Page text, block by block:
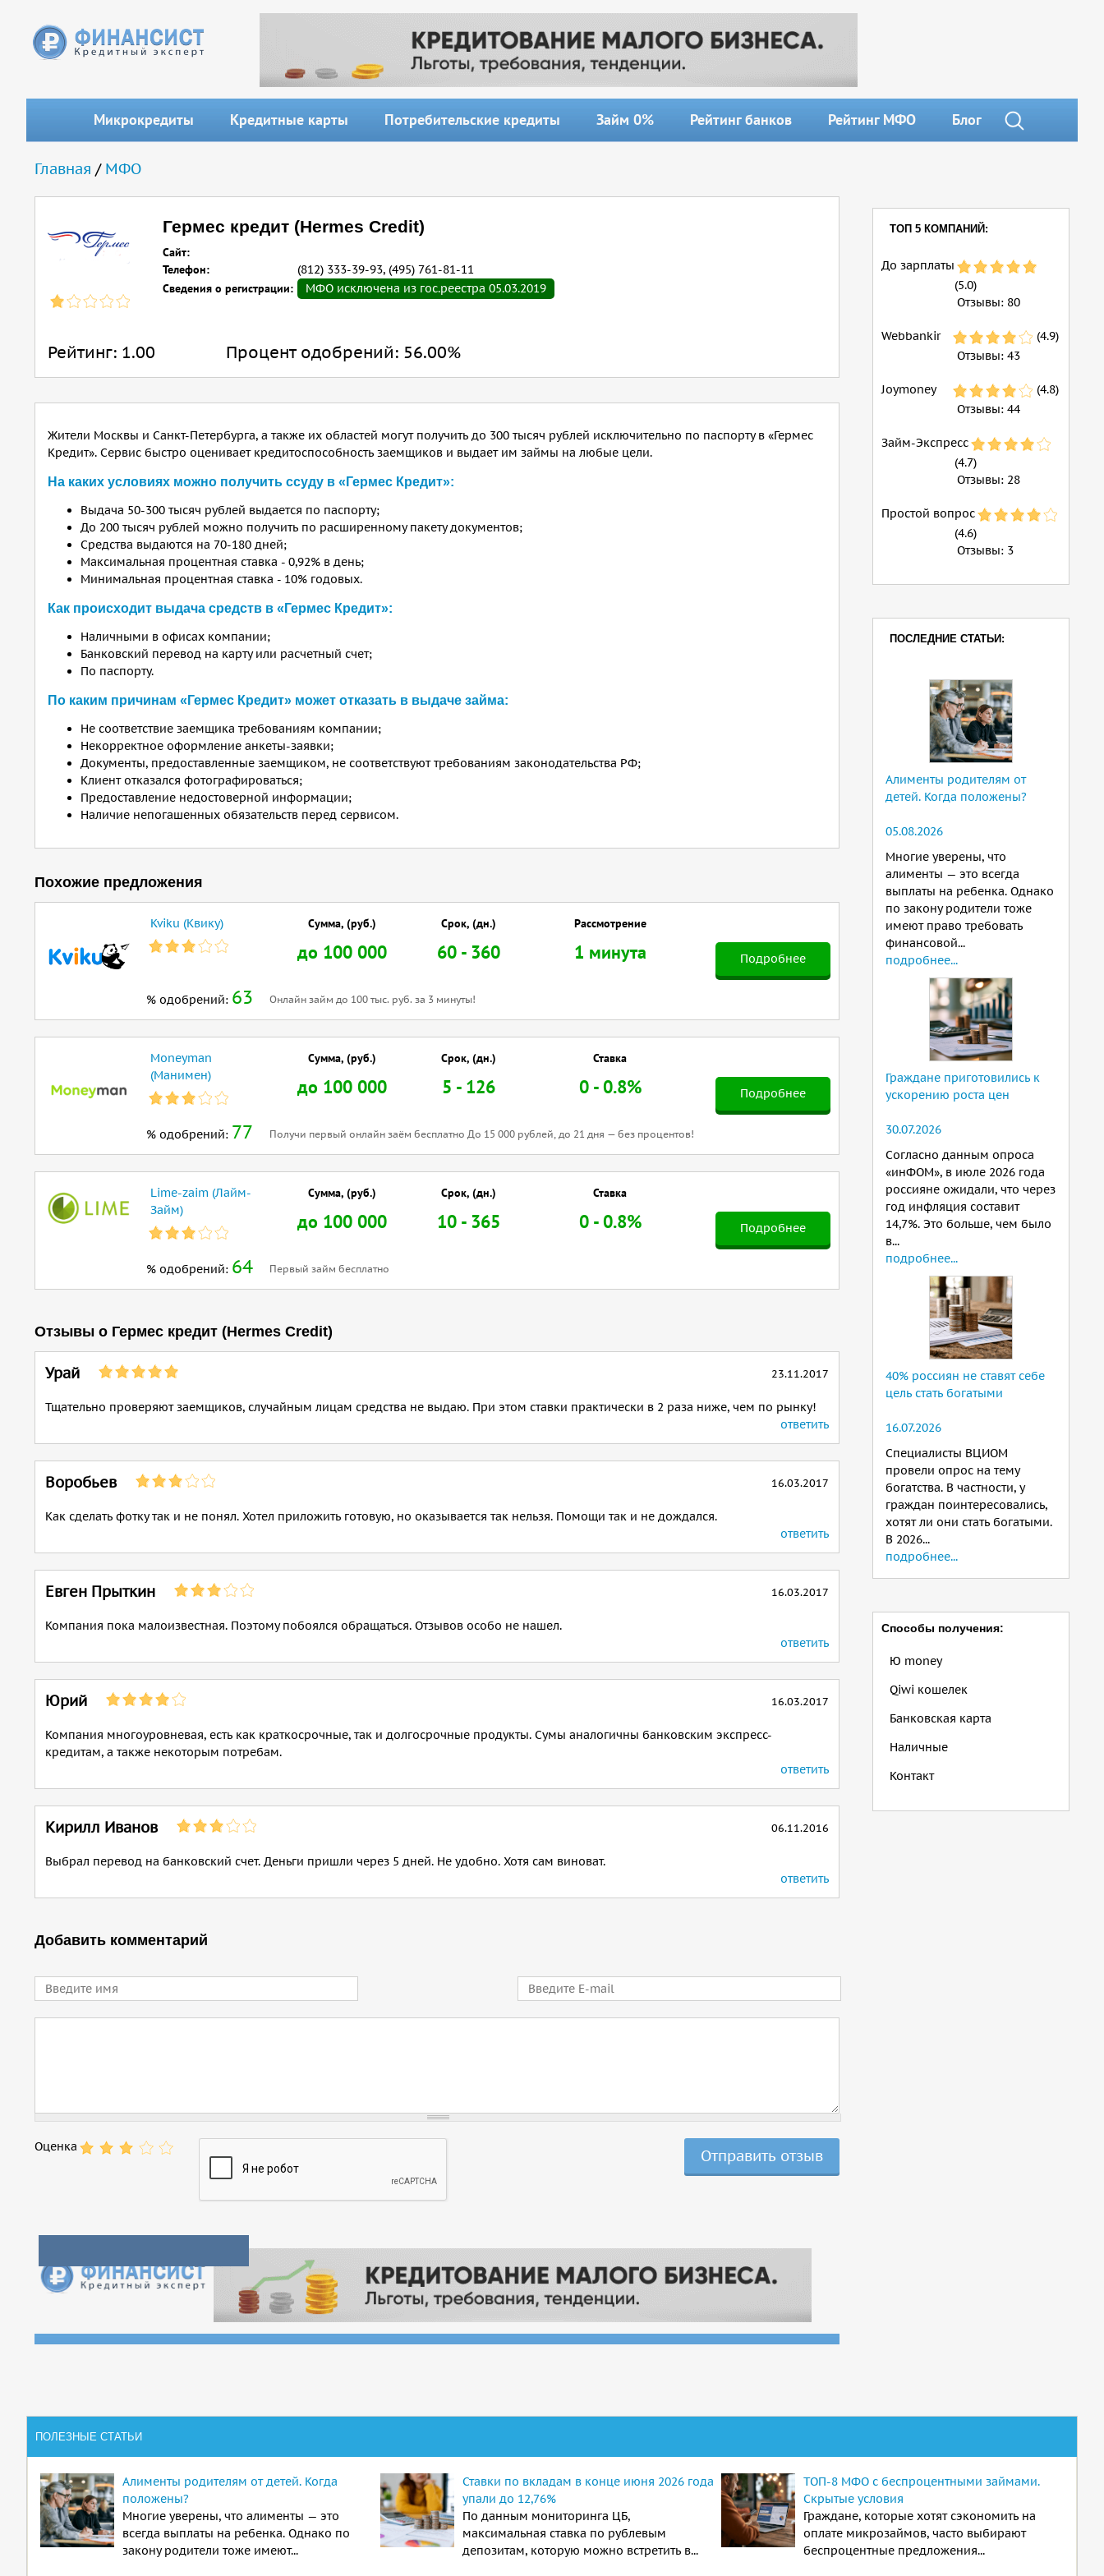
Микрокредиты Кредитные карты Потребительские кредиты Займ 0% Рейтинг банков Рейтинг МФО Блог
Вы здесь
Главная / МФО
Гермес кредит (Hermes Credit)
Сайт:
Телефон:
(812) 333-39-93, (495) 761-81-11
Сведения о регистрации:
МФО исключена из гос.реестра 05.03.2019
Рейтинг: 1.00 Процент одобрений: 56.00%
Жители Москвы и Санкт-Петербурга, а также их областей могут получить до 300 тысяч рублей исключительно по паспорту в «Гермес
Кредит». Сервис быстро оценивает кредитоспособность заемщиков и выдает им займы на любые цели.
На каких условиях можно получить ссуду в «Гермес Кредит»:
Выдача 50-300 тысяч рублей выдается по паспорту;
До 200 тысяч рублей можно получить по расширенному пакету документов;
Средства выдаются на 70-180 дней;
Максимальная процентная ставка - 0,92% в день;
Минимальная процентная ставка - 10% годовых.
Как происходит выдача средств в «Гермес Кредит»:
Наличными в офисах компании;
Банковский перевод на карту или расчетный счет;
По паспорту.
По каким причинам «Гермес Кредит» может отказать в выдаче займа:
Не соответствие заемщика требованиям компании;
Некорректное оформление анкеты-заявки;
Документы, предоставленные заемщиком, не соответствуют требованиям законодательства РФ;
Клиент отказался фотографироваться;
Предоставление недостоверной информации;
Наличие непогашенных обязательств перед сервисом.
Похожие предложения
Kviku (Квику)
% одобрений: 63
Подробнее
Сумма, (руб.)
до 100 000
Срок, (дн.)
60 - 360
Рассмотрение
1 минута
Онлайн займ до 100 тыс. руб. за 3 минуты!
Moneyman
(Манимен)
% одобрений: 77
Подробнее
Сумма, (руб.)
до 100 000
Срок, (дн.)
5 - 126
Ставка
0 - 0.8%
Получи первый онлайн заём бесплатно До 15 000 рублей, до 21 дня — без процентов!
Lime-zaim (Лайм-
Займ)
% одобрений: 64
Подробнее
Сумма, (руб.)
до 100 000
Срок, (дн.)
10 - 365
Ставка
0 - 0.8%
Первый займ бесплатно
Отзывы о Гермес кредит (Hermes Credit)
Урай 23.11.2017
Тщательно проверяют заемщиков, случайным лицам средства не выдаю. При этом ставки практически в 2 раза ниже, чем по рынку!
ответить
Воробьев 16.03.2017
Как сделать фотку так и не понял. Хотел приложить готовую, но оказывается так нельзя. Помощи так и не дождался.
ответить
Евген Прыткин 16.03.2017
Компания пока малоизвестная. Поэтому побоялся обращаться. Отзывов особо не нашел.
ответить
Юрий 16.03.2017
Компания многоуровневая, есть как краткосрочные, так и долгосрочные продукты. Сумы аналогичны банковским экспресс-
кредитам, а также некоторым потребам.
ответить
Кирилл Иванов 06.11.2016
Выбрал перевод на банковский счет. Деньги пришли через 5 дней. Не удобно. Хотя сам виноват.
ответить
Добавить комментарий
Имя E-mail
Оценка
ТОП 5 КОМПАНИЙ:
До зарплаты
(5.0)
Отзывы: 80
Webbankir
(4.9)
Отзывы: 43
Joymoney
(4.8)
Отзывы: 44
Займ-Экспресс
(4.7)
Отзывы: 28
Простой вопрос
(4.6)
Отзывы: 3
ПОСЛЕДНИЕ СТАТЬИ:
Алименты родителям от
детей. Когда положены?
05.08.2026
Многие уверены, что
алименты — это всегда
выплаты на ребенка. Однако
по закону родители тоже
имеют право требовать
финансовой...
подробнее...
Граждане приготовились к
ускорению роста цен
30.07.2026
Согласно данным опроса
«инФОМ», в июле 2026 года
россияне ожидали, что через
год инфляция составит
14,7%. Это больше, чем было
в...
подробнее...
40% россиян не ставят себе
цель стать богатыми
16.07.2026
Специалисты ВЦИОМ
провели опрос на тему
богатства. В частности, у
граждан поинтересовались,
хотят ли они стать богатыми.
В 2026...
подробнее...
Способы получения:
Ю money
Qiwi кошелек
Банковская карта
Наличные
Контакт
ПОЛЕЗНЫЕ СТАТЬИ
Алименты родителям от детей. Когда
положены?
Многие уверены, что алименты — это
всегда выплаты на ребенка. Однако по
закону родители тоже имеют...
Ставки по вкладам в конце июня 2026 года
упали до 12,76%
По данным мониторинга ЦБ,
максимальная ставка по рублевым
депозитам, которую можно встретить в...
ТОП-8 МФО с беспроцентными займами.
Скрытые условия
Граждане, которые хотят сэкономить на
оплате микрозаймов, часто выбирают
беспроцентные предложения...